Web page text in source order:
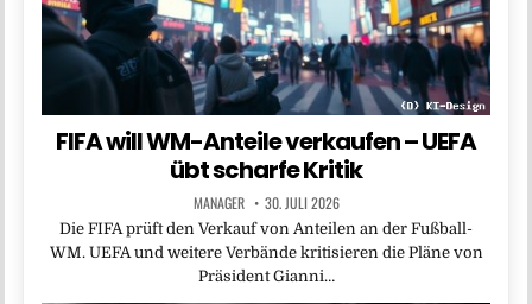
FIFA will WM-Anteile verkaufen – UEFA
übt scharfe Kritik
MANAGER 30. JULI 2026
Die FIFA prüft den Verkauf von Anteilen an der Fußball-
WM. UEFA und weitere Verbände kritisieren die Pläne von
Präsident Gianni…